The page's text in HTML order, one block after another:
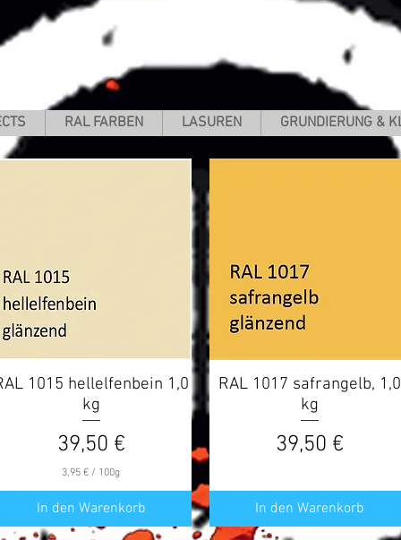
RAL FARBEN LASUREN GRUNDIERUNG &
Schnellansicht
1015 hellelfenbein 1,0
kg
Preis
39,50 €
3,95 € / 100g
9
5
In den Warenkorb
Schnellansicht
RAL 1017 safrangelb, 1,0
kg
Preis
39,50 €
In den Warenkorb